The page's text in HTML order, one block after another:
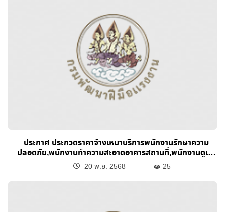
ประกาศ ประกวดราคาจ้างเหมาบริการพนักงานรักษาความ
ปลอดภัย,พนักงานทำความสะอาดอาคารสถานที่,พนักงานดูเเล
บำรุงรักษาต้นไม้สนามหญ้าฯ ประจำปีงบประมาณ พ.ศ.2569
ด้วยงิธีการประกวดดราคาอิเล็กทรอนิกส์ (e-bidding)
20 พ.ย. 2568 25